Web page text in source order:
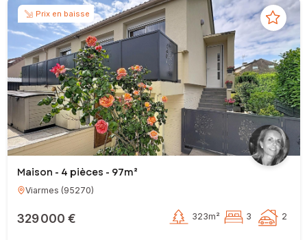
Prix en baisse
Maison - 4 pièces - 97m²
Viarmes (95270)
329 000 € 323m² 3 2